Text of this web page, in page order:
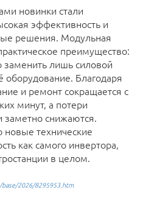
новинки стали
эффективность и
решения. Модульная
преимущество:
лишь силовой
оборудование. Благодаря
и ремонт сокращается с
минут, а потери
заметно снижаются.
новые технические
как самого инвертора,
в целом.
2026/8295953.htm